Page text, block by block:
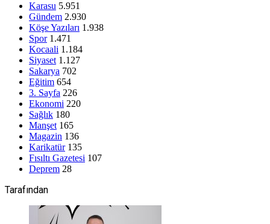
Karasu 5.951
Gündem 2.930
Köşe Yazıları 1.938
Spor 1.471
Kocaali 1.184
Siyaset 1.127
Sakarya 702
Eğitim 654
3. Sayfa 226
Ekonomi 220
Sağlık 180
Manşet 165
Magazin 136
Karikatür 135
Fısıltı Gazetesi 107
Deprem 28
Tarafından